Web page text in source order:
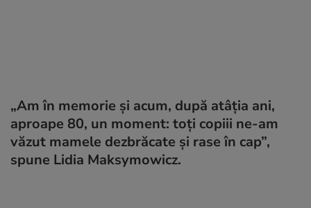
„Am în memorie și acum, după atâția ani,
aproape 80, un moment: toți copiii ne-am
văzut mamele dezbrăcate și rase în cap”,
spune Lidia Maksymowicz.